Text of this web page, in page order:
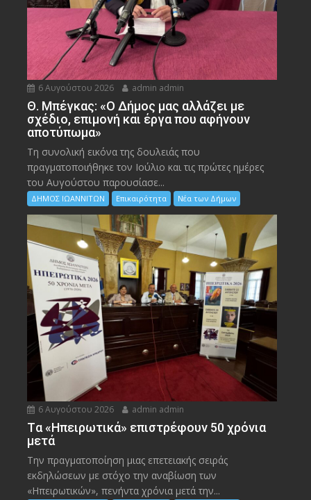
6 Αυγούστου 2026 admin admin
Θ. Μπέγκας: «Ο Δήμος μας αλλάζει με
σχέδιο, επιμονή και έργα που αφήνουν
αποτύπωμα»
Τη συνολική εικόνα της δουλειάς που
πραγματοποιήθηκε τον Ιούλιο και τις πρώτες ημέρες
του Αυγούστου παρουσίασε...
ΔΗΜΟΣ ΙΩΑΝΝΙΤΩΝ Επικαιρότητα Νέα των Δήμων
6 Αυγούστου 2026 admin admin
Tα «Ηπειρωτικά» επιστρέφουν 50 χρόνια
μετά
Την πραγματοποίηση μιας επετειακής σειράς
εκδηλώσεων με στόχο την αναβίωση των
«Ηπειρωτικών», πενήντα χρόνια μετά την...